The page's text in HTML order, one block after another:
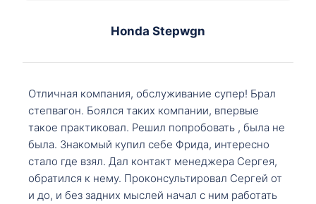
Honda Stepwgn
Отличная компания, обслуживание супер! Брал
степвагон. Боялся таких компании, впервые
такое практиковал. Решил попробовать , была не
была. Знакомый купил себе Фрида, интересно
стало где взял. Дал контакт менеджера Сергея,
обратился к нему. Проконсультировал Сергей от
и до, и без задних мыслей начал с ним работать